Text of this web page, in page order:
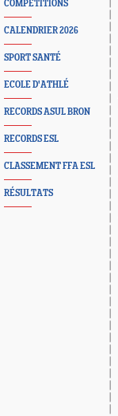
COMPÉTITIONS
CALENDRIER 2026
SPORT SANTÉ
ECOLE D'ATHLÉ
RECORDS ASUL BRON
RECORDS ESL
CLASSEMENT FFA ESL
RÉSULTATS